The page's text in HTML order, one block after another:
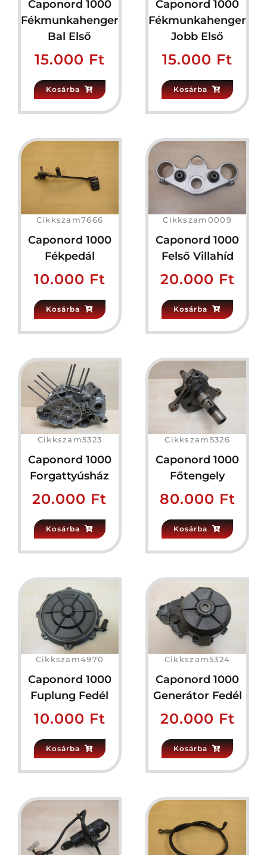
Caponord 1000
Fékmunkahenger
Bal Első
15.000 Ft
Kosárba
Caponord 1000
Fékmunkahenger
Jobb Első
15.000 Ft
Kosárba
Cikkszam7666
Caponord 1000
Fékpedál
10.000 Ft
Kosárba
Cikkszam0009
Caponord 1000
Felső Villahíd
20.000 Ft
Kosárba
Cikkszam5323
Caponord 1000
Forgattyúsház
20.000 Ft
Kosárba
Cikkszam5326
Caponord 1000
Főtengely
80.000 Ft
Kosárba
Cikkszam4970
Caponord 1000
Fuplung Fedél
10.000 Ft
Kosárba
Cikkszam5324
Caponord 1000
Generátor Fedél
20.000 Ft
Kosárba